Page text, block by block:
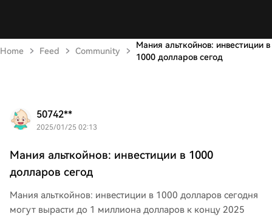
Home Feed Community
Мания альткойнов: инвестиции в
1000 долларов сегод
50742**
2025/01/25 02:13
Мания альткойнов: инвестиции в 1000
долларов сегод
Мания альткойнов: инвестиции в 1000 долларов сегодня
могут вырасти до 1 миллиона долларов к концу 2025